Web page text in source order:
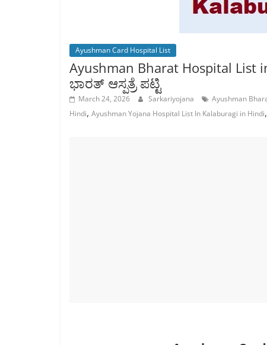
Ayushman Card Hospital List
Ayushman Bharat Hospital
ಭಾರತ್ ಆಸ್ಪತ್ರೆ ಪಟ್ಟಿ
March 24, 2026 Sarkariyojana Ayushman
Hindi, Ayushman Yojana Hospital List In Kalaburagi in Hindi,